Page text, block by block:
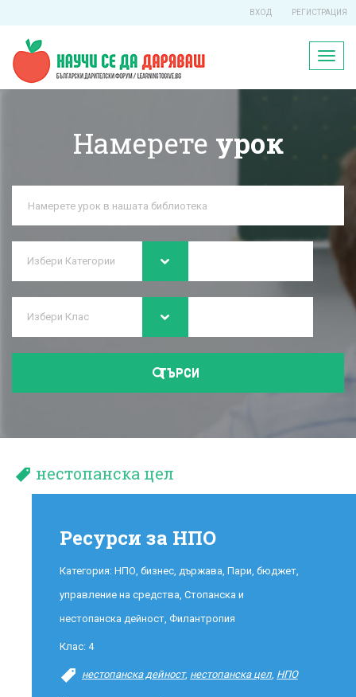
ВХОД РЕГИСТРАЦИЯ
Намерете урок
ТЪРСИ
нестопанска цел
Ресурси за НПО
Категория: НПО, бизнес, държава, Пари, бюджет,
управление на средства, Стопанска и
нестопанска дейност, Филантропия
Клас: 4
нестопанска дейност, нестопанска цел, НПО